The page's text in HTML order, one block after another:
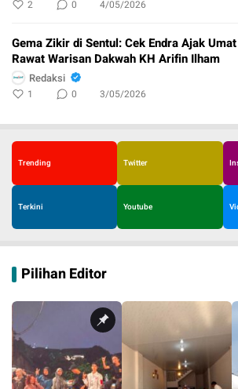
2 0 4/05/2026
Gema Zikir di Sentul: Cek Endra Ajak Umat
Rawat Warisan Dakwah KH Arifin Ilham
Redaksi
1 0 3/05/2026
Trending Twitter
Terkini Youtube
Pilihan Editor